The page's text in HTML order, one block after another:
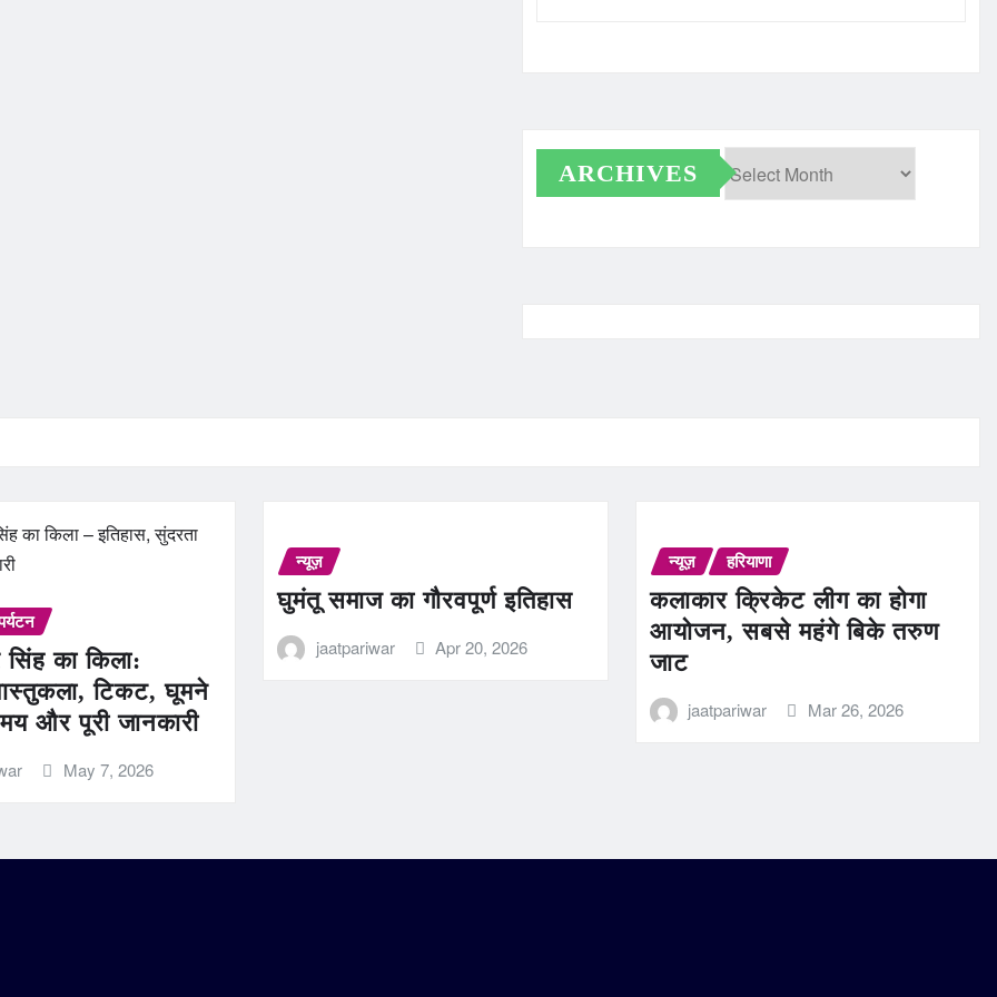
ARCHIVES
सिंह का किला:
टिकट, घूमने
और पूरी जानकारी
May 7, 2026
न्यूज़
घुमंतू समाज का गौरवपूर्ण इतिहास
jaatpariwar Apr 20, 2026
न्यूज़ हरियाणा
कलाकार क्रिकेट लीग का होगा
आयोजन, सबसे महंगे बिके तरुण
जाट
jaatpariwar Mar 26, 2026